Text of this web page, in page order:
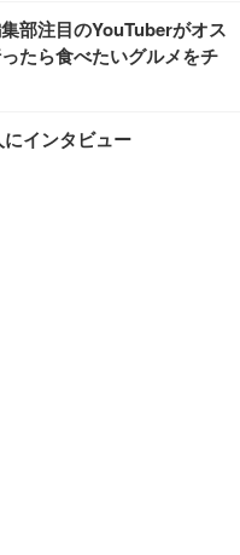
部注目のYouTuberがオス
たら食べたいグルメをチ
にインタビュー